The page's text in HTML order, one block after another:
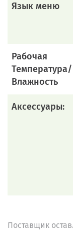
Язык меню
Рабочая
Температура/
Влажность
Аксессуары:
Поставщик